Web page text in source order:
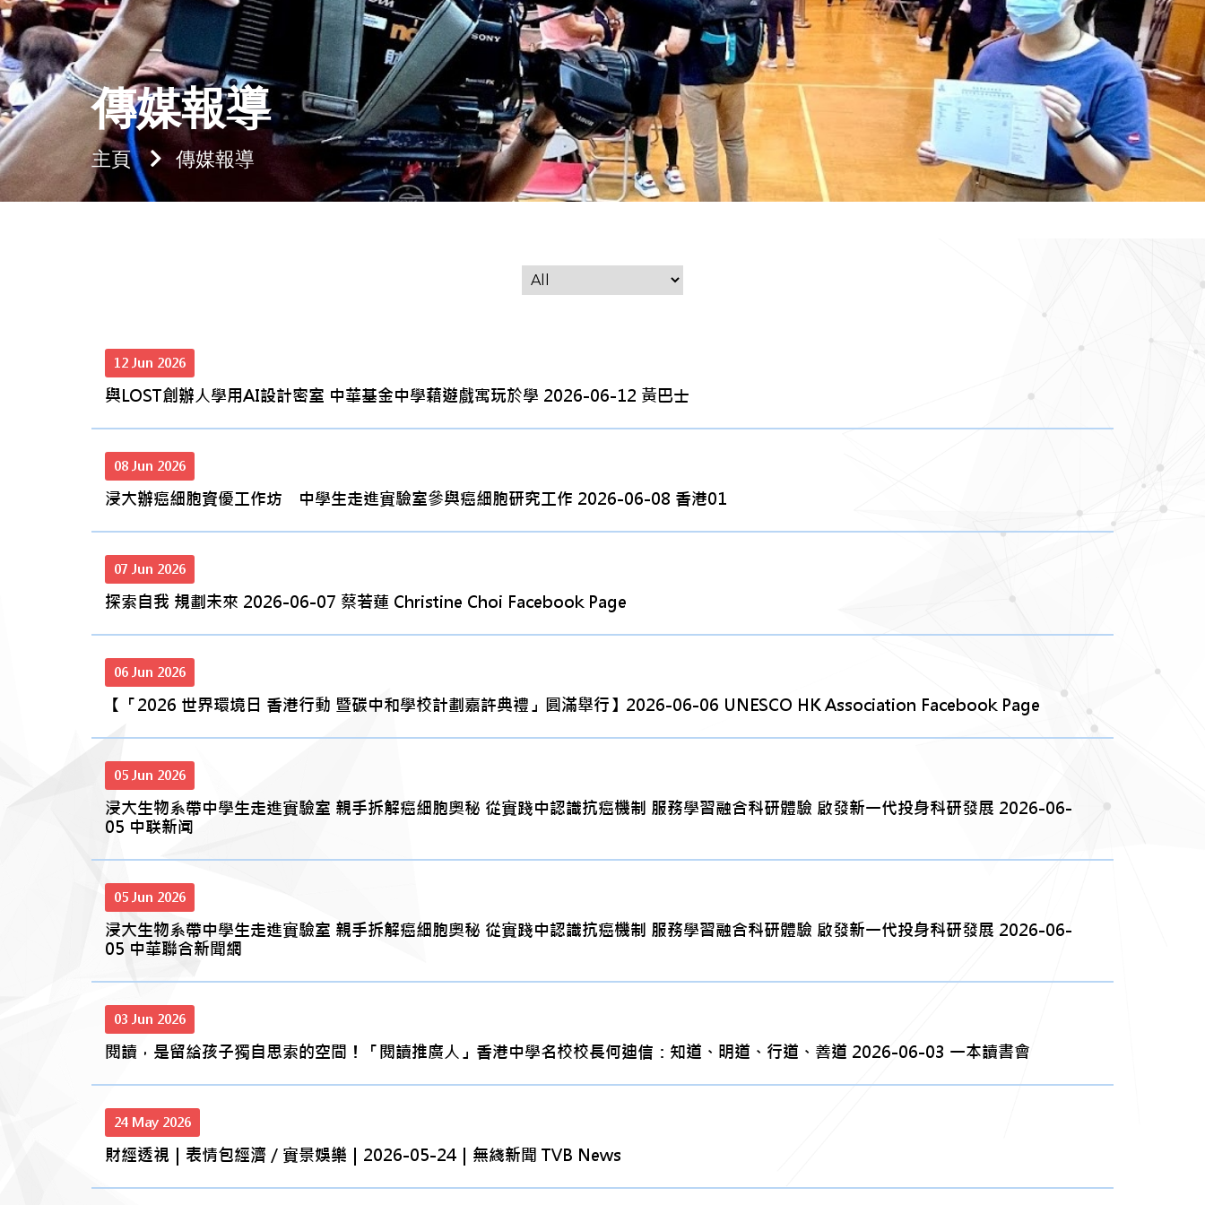
傳媒報導
主頁 傳媒報導
12 Jun 2026
與LOST創辦人學用AI設計密室 中華基金中學藉遊戲寓玩於學 2026-06-12 黃巴士
08 Jun 2026
浸大辦癌細胞資優工作坊 中學生走進實驗室參與癌細胞研究工作 2026-06-08 香港01
07 Jun 2026
探索自我 規劃未來 2026-06-07 蔡若蓮 Christine Choi Facebook Page
06 Jun 2026
【「2026 世界環境日 香港行動 暨碳中和學校計劃嘉許典禮」圓滿舉行】2026-06-06 UNESCO HK Association Facebook Page
05 Jun 2026
浸大生物系帶中學生走進實驗室 親手拆解癌細胞奧秘 從實踐中認識抗癌機制 服務學習融合科研體驗 啟發新一代投身科研發展 2026-06-
05 中联新闻
05 Jun 2026
浸大生物系帶中學生走進實驗室 親手拆解癌細胞奧秘 從實踐中認識抗癌機制 服務學習融合科研體驗 啟發新一代投身科研發展 2026-06-
05 中華聯合新聞網
03 Jun 2026
閱讀，是留給孩子獨自思索的空間！「閱讀推廣人」香港中學名校校長何迪信：知道、明道、行道、善道 2026-06-03 一本讀書會
24 May 2026
財經透視｜表情包經濟／實景娛樂｜2026-05-24｜無綫新聞 TVB News